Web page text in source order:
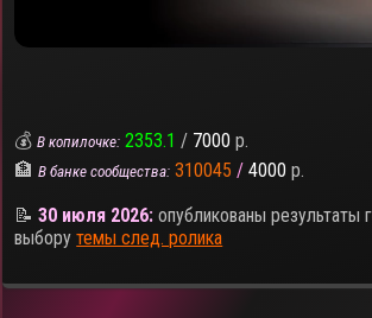
💰В копилочке: 2353.1 / 7000 р.
🏦В банке сообщества: 310045 / 4000 р.
📝30 июля 2026: опубликованы результаты
выборутемы след. ролика